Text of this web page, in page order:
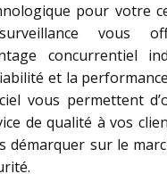
pour votre
vous
concurrentiel
et la
vous permettent
de qualité à vos
démarquer sur le